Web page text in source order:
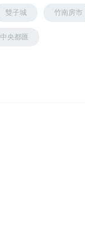
雙子城 竹南房市
中央都匯